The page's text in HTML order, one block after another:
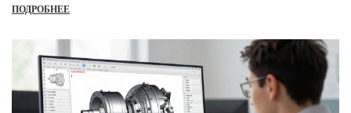
ПОДРОБНЕЕ